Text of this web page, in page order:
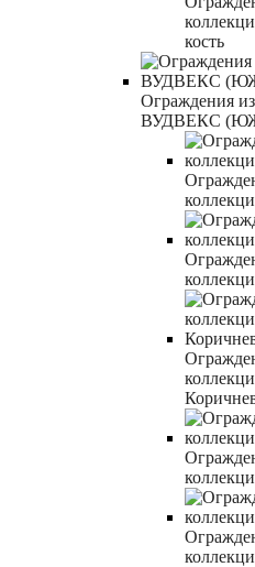
кость
Ограждения
ВУДВЕКС